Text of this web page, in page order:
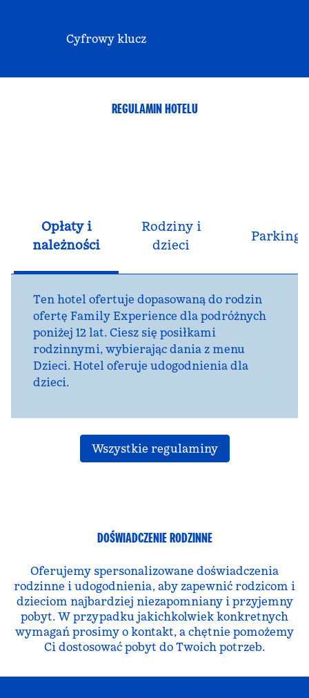
Cyfrowy klucz
REGULAMIN HOTELU
Opłaty i
należności
Rodziny i
dzieci
Parking
Ten hotel ofertuje dopasowaną do rodzin
ofertę Family Experience dla podróżnych
poniżej 12 lat. Ciesz się posiłkami
rodzinnymi, wybierając dania z menu
Dzieci. Hotel oferuje udogodnienia dla
dzieci.
Wszystkie regulaminy
DOŚWIADCZENIE RODZINNE
Oferujemy spersonalizowane doświadczenia
rodzinne i udogodnienia, aby zapewnić rodzicom i
dzieciom najbardziej niezapomniany i przyjemny
pobyt. W przypadku jakichkolwiek konkretnych
wymagań prosimy o kontakt, a chętnie pomożemy
Ci dostosować pobyt do Twoich potrzeb.